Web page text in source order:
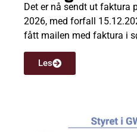
Det er nå sendt ut faktura
2026, med forfall
fått mailen med faktura i
Les